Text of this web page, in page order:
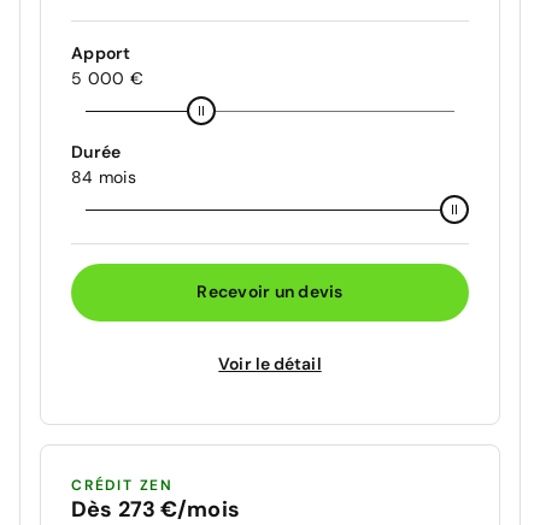
Apport
5 000 €
Durée
84 mois
Recevoir un devis
Voir le détail
CRÉDIT ZEN
Dès 273 €/mois